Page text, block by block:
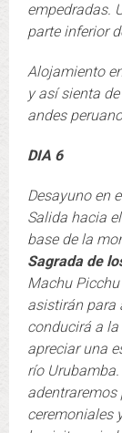
empedradas.
parte inferior
Alojamiento
y así sienta
andes
DIA 6
Desayuno en
Salida hacia
base de la
Sagrada de
Machu
asistirán para
conducirá a
apreciar una
río
adentraremos
ceremoniales